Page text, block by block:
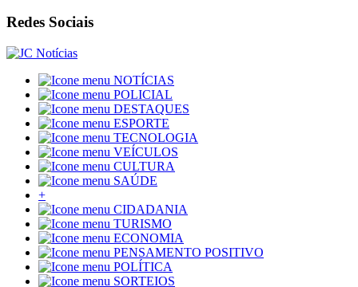
Redes Sociais
NOTÍCIAS
POLICIAL
DESTAQUES
ESPORTE
TECNOLOGIA
VEÍCULOS
CULTURA
SAÚDE
+
CIDADANIA
TURISMO
ECONOMIA
PENSAMENTO POSITIVO
POLÍTICA
SORTEIOS